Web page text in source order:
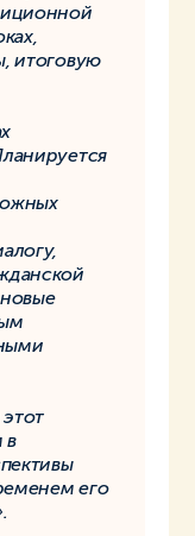
итоговую
в
его